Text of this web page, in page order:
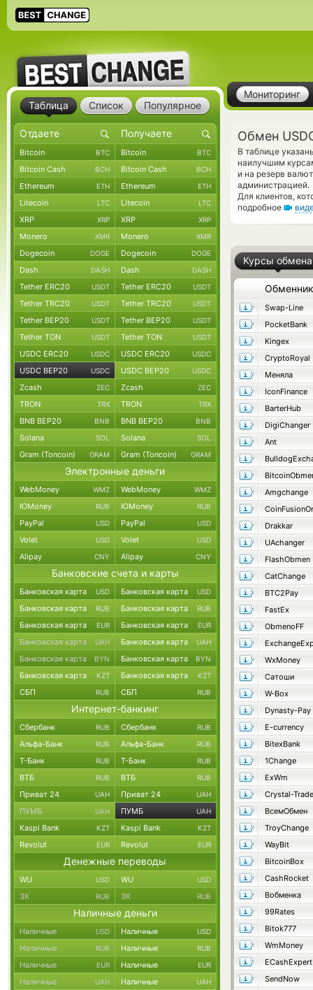
Мониторинг
Обмен
В таблице
наилучшим
и на резерв
администрацией.
Для клиентов,
подробное
Курсы обмена
Обменник
Swap-Line
PocketBank
Kingex
CryptoRoyal
Меняла
IconFinance
BarterHub
DigiChanger
Ant
Amgchange
Drakkar
UAchanger
FlashObmen
CatChange
BTC2Pay
FastEx
ObmenoFF
WxMoney
Сатоши
W-Box
Dynasty-Pay
E-currency
BitexBank
1Change
ExWm
Crystal-Trade
ВсемОбмен
TroyChange
WayBit
BitcoinBox
CashRocket
Вобменка
99Rates
Bitok777
WmMoney
ECashExpert
SendNow
Таблица Список Популярное
Bitcoin BTC Bitcoin BTC
Bitcoin Cash BCH Bitcoin Cash BCH
Ethereum ETH Ethereum ETH
Litecoin LTC Litecoin LTC
XRP XRP XRP XRP
Monero XMR Monero XMR
Dogecoin DOGE Dogecoin DOGE
Dash DASH Dash DASH
Tether ERC20 USDT Tether ERC20 USDT
Tether TRC20 USDT Tether TRC20 USDT
Tether BEP20 USDT Tether BEP20 USDT
Tether TON USDT Tether TON USDT
USDC ERC20 USDC USDC ERC20 USDC
USDC BEP20 USDC USDC BEP20 USDC
Zcash ZEC Zcash ZEC
TRON TRX TRON TRX
BNB BEP20 BNB BNB BEP20 BNB
Solana SOL Solana SOL
Gram (Toncoin) GRAM Gram (Toncoin) GRAM
Электронные деньги
WebMoney WMZ WebMoney WMZ
ЮMoney RUB ЮMoney RUB
PayPal USD PayPal USD
Volet USD Volet USD
Alipay CNY Alipay CNY
Банковские счета и карты
Банковская карта USD Банковская карта USD
Банковская карта RUB Банковская карта RUB
Банковская карта EUR Банковская карта EUR
Банковская карта UAH Банковская карта UAH
Банковская карта BYN Банковская карта BYN
Банковская карта KZT Банковская карта KZT
СБП RUB СБП RUB
Интернет-банкинг
Сбербанк RUB Сбербанк RUB
Альфа-Банк RUB Альфа-Банк RUB
Т-Банк RUB Т-Банк RUB
ВТБ RUB ВТБ RUB
Приват 24 UAH Приват 24 UAH
ПУМБ UAH ПУМБ UAH
Kaspi Bank KZT Kaspi Bank KZT
Revolut EUR Revolut EUR
Денежные переводы
WU USD WU USD
ЗК RUB ЗК RUB
Наличные деньги
Наличные USD Наличные USD
Наличные RUB Наличные RUB
Наличные EUR Наличные EUR
Наличные UAH Наличные UAH